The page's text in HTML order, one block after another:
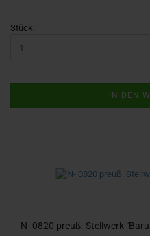
Stück:
IN DEN
N- 0820 preuß. Stell­werk